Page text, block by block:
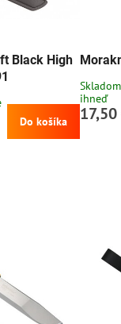
Black High
Do košíka
ihneď
17,50